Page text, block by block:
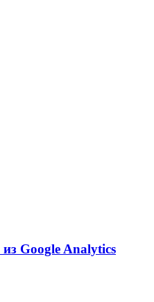
Google Analytics